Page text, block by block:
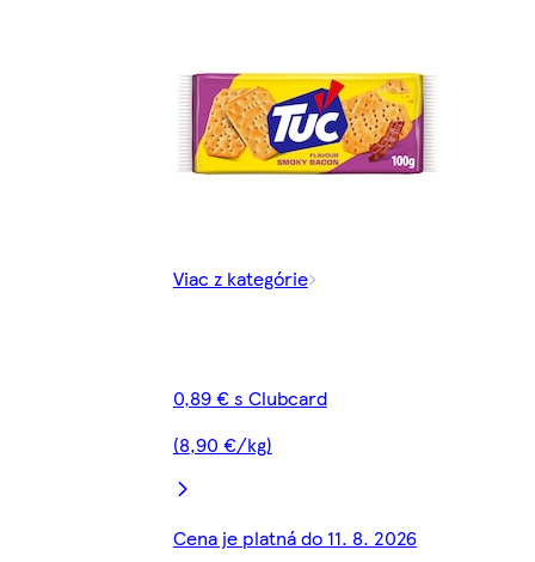
Viac z kategórie
0,89 € s Clubcard
(8,90 €/kg)
Cena je platná do 11. 8. 2026